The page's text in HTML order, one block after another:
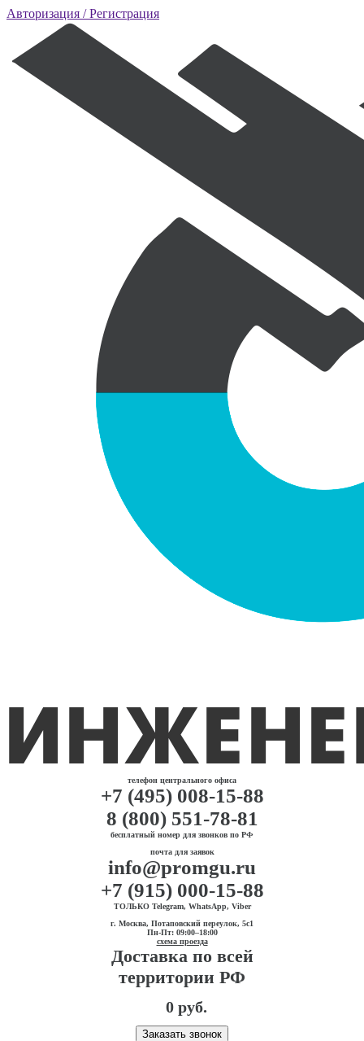
Авторизация / Регистрация
телефон центрального офиса
+7 (495) 008-15-88
8 (800) 551-78-81
бесплатный номер для звонков по РФ
почта для заявок
info@promgu.ru
+7 (915) 000-15-88
ТОЛЬКО Telegram, WhatsApp, Viber
г. Москва, Потаповский переулок, 5с1
Пн-Пт: 09:00–18:00
схема проезда
Доставка по всей
территории РФ
0 руб.
Заказать звонок